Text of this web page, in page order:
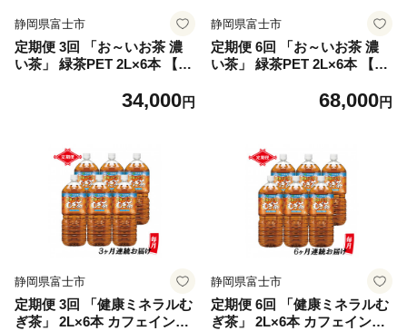
静岡県富士市
定期便 3回 「お～いお茶 濃
い茶」 緑茶PET 2L×6本 【機
類 お茶類 [sf066-013]34,000円
静岡県富士市
定期便 6回 「お～いお茶 濃
い茶」 緑茶PET 2L×6本 【機
類 お茶類 [sf066-014]68,000円
静岡県富士市
定期便 3回 「健康ミネラルむ
ぎ茶」 2L×6本 カフェインゼ
静岡県富士市
定期便 6回 「健康ミネラルむ
ぎ茶」 2L×6本 カフェインゼ